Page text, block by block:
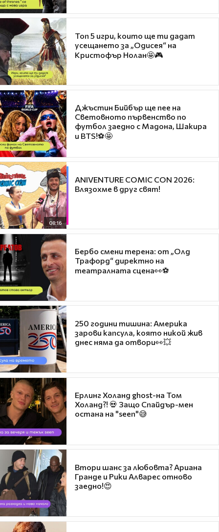
Топ 5 игри, които ще ти дадат
усещането за „Одисея“ на
Кристофър Нолан🤩🎮
Джъстин Бийбър ще пее на
Световното първенство по
футбол заедно с Мадона, Шакира
и BTS!⚽🤩
08:16
ANIVENTURE COMIC CON 2026:
Влязохме в друг свят!
Бербо смени терена: от „Олд
Трафорд“ директно на
театралната сцена👀⚽
250 години тишина: Америка
зарови капсула, която никой жив
днес няма да отвори👀💥
Ерлинг Холанд ghost-на Том
Холанд?! 💀 Защо Спайдър-мен
остана на "seen"😅
Втори шанс за любовта? Ариана
Гранде и Рики Алварес отново
заедно!😍